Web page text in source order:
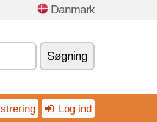
Danmark
Søgning
Log ind